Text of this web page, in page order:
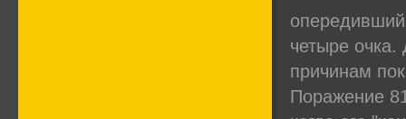
четыре
причинам
Поражение